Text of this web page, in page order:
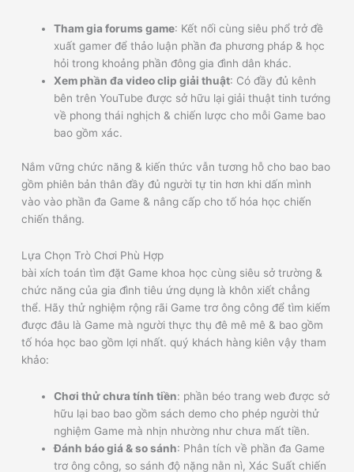
Tham gia forums game: Kết nối cùng siêu phổ trở đề
xuất gamer để thảo luận phần đa phương pháp & học
hỏi trong khoảng phần đông gia đình dân khác.
Xem phần đa video clip giải thuật: Có đầy đủ kênh
bên trên YouTube được sở hữu lại giải thuật tinh tướng
về phong thái nghịch & chiến lược cho mỗi Game bao
bao gồm xác.
Nắm vững chức năng & kiến thức vẫn tương hỗ cho bao bao
gồm phiên bản thân đầy đủ người tự tin hơn khi dấn mình
vào vào phần đa Game & nâng cấp cho tố hóa học chiến
chiến thắng.
Lựa Chọn Trò Chơi Phù Hợp
bài xích toán tìm đặt Game khoa học cùng siêu sở trường &
chức năng của gia đình tiêu ứng dụng là khôn xiết chẳng
thể. Hãy thử nghiệm rộng rãi Game trơ ông công để tìm kiếm
được đâu là Game mà người thực thụ đê mê mê & bao gồm
tố hóa học bao gồm lợi nhất. quý khách hàng kiên vậy tham
khảo:
Chơi thử chưa tính tiền: phần béo trang web được sở
hữu lại bao bao gồm sách demo cho phép người thử
nghiệm Game mà nhịn nhường như chưa mất tiền.
Đánh báo giá & so sánh: Phân tích về phần đa Game
trơ ông công, so sánh độ nặng nằn nì, Xác Suất chiến